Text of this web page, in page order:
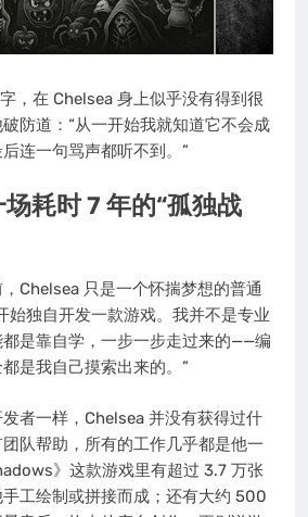
，在 Chelsea 身上似乎没有得到很
防道：“从一开始我就知道它不会成
连一句骂声都听不到。”
耗时 7 年的“孤独战
Chelsea 只是一个怀揣梦想的普通
始独自开发一款游戏。我并不是专业
是靠自学，一步一步走过来的——编
是我自己摸索出来的。”
者一样，Chelsea 并没有获得过什
队帮助，所有的工作几乎都是他一
》这款游戏里有超过 3.7 万张
工绘制或拼接而成；还有大约 500